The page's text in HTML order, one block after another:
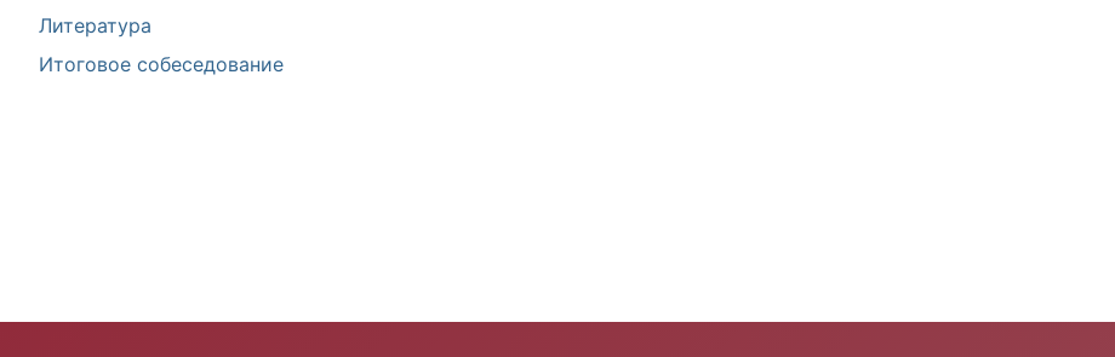
Литература
Итоговое собеседование